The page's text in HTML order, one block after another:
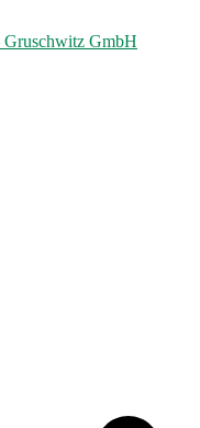
Gruschwitz GmbH